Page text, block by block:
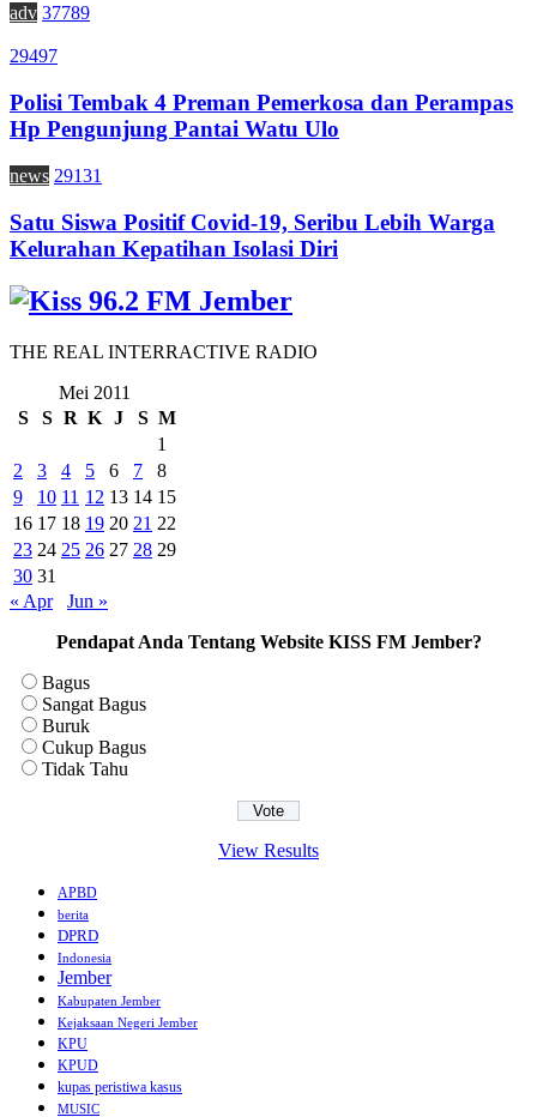
adv 37789
29497
Polisi Tembak 4 Preman Pemerkosa dan Perampas
Hp Pengunjung Pantai Watu Ulo
news 29131
Satu Siswa Positif Covid-19, Seribu Lebih Warga
Kelurahan Kepatihan Isolasi Diri
THE REAL INTERRACTIVE RADIO
Mei 2011
S
S R K J S M
1
2
3 4 5 6 7
8
9
10 11 12 13 14 15
16 17 18 19 20 21 22
23 24 25 26 27 28 29
30 31
« Apr
Jun »
Pendapat Anda Tentang Website KISS FM Jember?
Bagus
Sangat Bagus
Buruk
Cukup Bagus
Tidak Tahu
View Results
APBD
berita
DPRD
Indonesia
Jember
Kabupaten Jember
Kejaksaan Negeri Jember
KPU
KPUD
kupas peristiwa kasus
MUSIC